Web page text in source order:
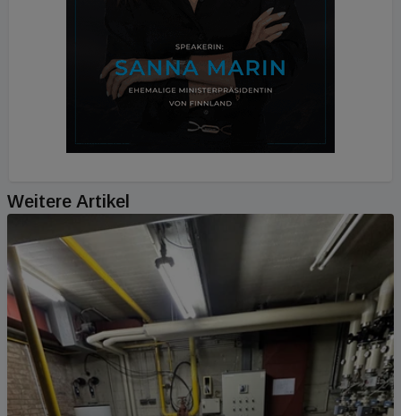
Weitere Artikel